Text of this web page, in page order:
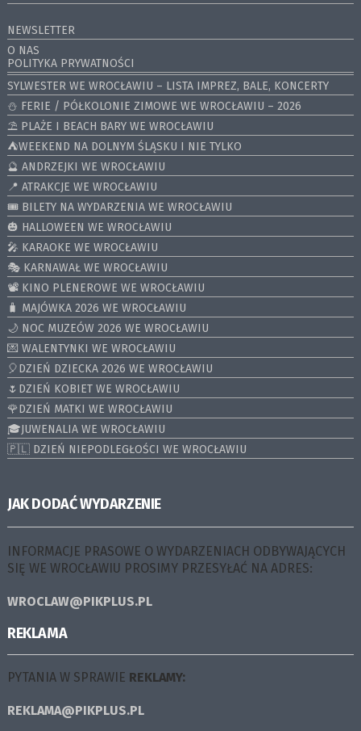
NEWSLETTER
O NAS
POLITYKA PRYWATNOŚCI
SYLWESTER WE WROCŁAWIU – LISTA IMPREZ, BALE, KONCERTY
⛄️ FERIE / PÓŁKOLONIE ZIMOWE WE WROCŁAWIU – 2026
⛱️ PLAŻE I BEACH BARY WE WROCŁAWIU
⛺️WEEKEND NA DOLNYM ŚLĄSKU I NIE TYLKO
🔮 ANDRZEJKI WE WROCŁAWIU
📍 ATRAKCJE WE WROCŁAWIU
🎟️ BILETY NA WYDARZENIA WE WROCŁAWIU
🎃 HALLOWEEN WE WROCŁAWIU
🎤 KARAOKE WE WROCŁAWIU
🎭 KARNAWAŁ WE WROCŁAWIU
📽️ KINO PLENEROWE WE WROCŁAWIU
🧳 MAJÓWKA 2026 WE WROCŁAWIU
🌙 NOC MUZEÓW 2026 WE WROCŁAWIU
💌 WALENTYNKI WE WROCŁAWIU
🎈DZIEŃ DZIECKA 2026 WE WROCŁAWIU
🌷DZIEŃ KOBIET WE WROCŁAWIU
🌹DZIEŃ MATKI WE WROCŁAWIU
🎓JUWENALIA WE WROCŁAWIU
🇵🇱 DZIEŃ NIEPODLEGŁOŚCI WE WROCŁAWIU
JAK DODAĆ WYDARZENIE
INFORMACJE PRASOWE O WYDARZENIACH ODBYWAJĄCYCH
SIĘ WE WROCŁAWIU PROSIMY PRZESYŁAĆ NA ADRES:
WROCLAW@PIKPLUS.PL
REKLAMA
PYTANIA W SPRAWIE REKLAMY:
REKLAMA@PIKPLUS.PL